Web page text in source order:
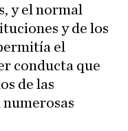
y el normal
y de los
el
conducta que
de las